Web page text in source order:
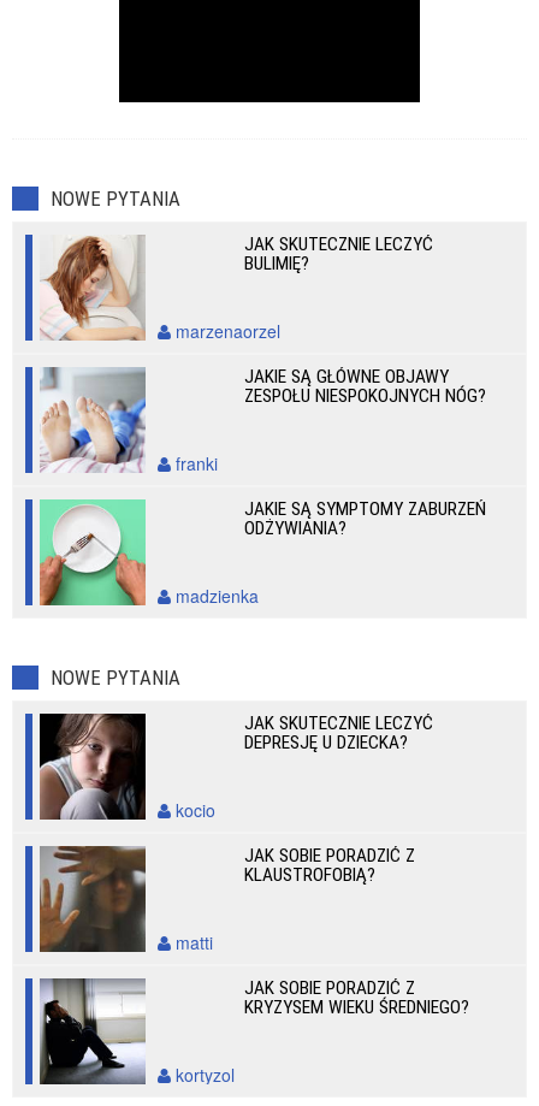
NOWE PYTANIA
JAK SKUTECZNIE LECZYĆ
BULIMIĘ?
marzenaorzel
JAKIE SĄ GŁÓWNE OBJAWY
ZESPOŁU NIESPOKOJNYCH NÓG?
franki
JAKIE SĄ SYMPTOMY ZABURZEŃ
ODŻYWIANIA?
madzienka
NOWE PYTANIA
JAK SKUTECZNIE LECZYĆ
DEPRESJĘ U DZIECKA?
kocio
JAK SOBIE PORADZIĆ Z
KLAUSTROFOBIĄ?
matti
JAK SOBIE PORADZIĆ Z
KRYZYSEM WIEKU ŚREDNIEGO?
kortyzol